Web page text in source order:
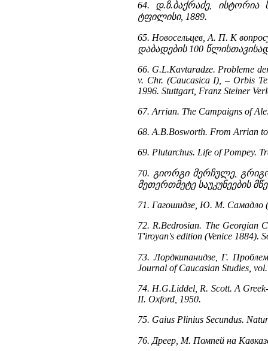
64. დ.ზ.ბაქრაძე,
ტფილისი, 1889.
65. Новосельцев, А. П. К
დაბადების 100
66. G.L.Kavtaradze. Probleme
v. Chr. (Caucasica I), – Orbis
1996. Stuttgart, Franz Steiner
67. Arrian. The Campaigns of
68. A.B.Bosworth. From Arrian
69. Plutarchus. Life of Pompey.
70. გიორგი მერჩულე,
მეთერთმეტე საუკუნეების
71. Гагошидзе, Ю. M. Самадло
72. R.Bedrosian. The Georgian
T'iroyan's edition (Venice 1884).
73. Лордкипанидзе, Г.
Journal of Caucasian Studies,
74. H.G.Liddel, R. Scott. A
II. Oxford, 1950.
75. Gaius Plinius Secundus.
76. Дреер, М. Помпей на